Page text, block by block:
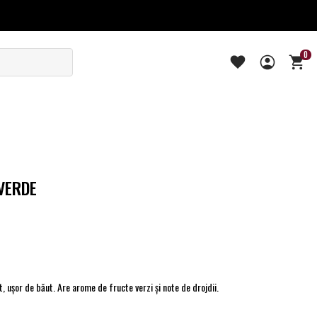
0
ușor de băut. Are arome de fructe verzi și note de drojdii.